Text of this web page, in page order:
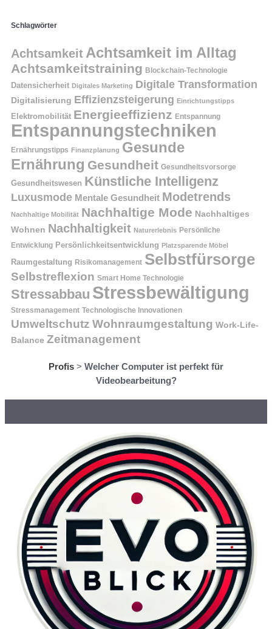
Schlagwörter
Achtsamkeit Achtsamkeit im Alltag
Achtsamkeitstraining Blockchain-Technologie
Datensicherheit Digitales Marketing Digitale Transformation
Digitalisierung Effizienzsteigerung Einrichtungstipps
Elektromobilität Energieeffizienz Entspannung
Entspannungstechniken
Ernährungstipps Finanzplanung Gesunde
Ernährung Gesundheit Gesundheitsvorsorge
Gesundheitswesen Künstliche Intelligenz
Luxusmode Mentale Gesundheit Modetrends
Nachhaltige Mobilität Nachhaltige Mode Nachhaltiges
Wohnen Nachhaltigkeit Naturerlebnis Persönliche
Entwicklung Persönlichkeitsentwicklung Platzsparende Möbel
Raumgestaltung Risikomanagement Selbstfürsorge
Selbstreflexion Smart Home Technologie
Stressabbau Stressbewältigung
Stressmanagement Technologische Innovationen
Umweltschutz Wohnraumgestaltung Work-Life-
Balance Zeitmanagement
Profis > Welcher Computer ist perfekt für
Videobearbeitung?